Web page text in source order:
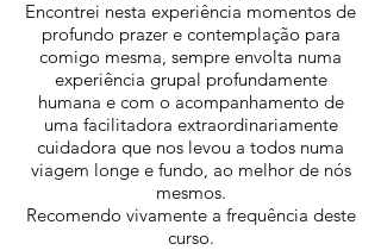
Encontrei nesta experiência momentos de
profundo prazer e contemplação para
comigo mesma, sempre envolta numa
experiência grupal profundamente
humana e com o acompanhamento de
uma facilitadora extraordinariamente
cuidadora que nos levou a todos numa
viagem longe e fundo, ao melhor de nós
mesmos.
Recomendo vivamente a frequência deste
curso.